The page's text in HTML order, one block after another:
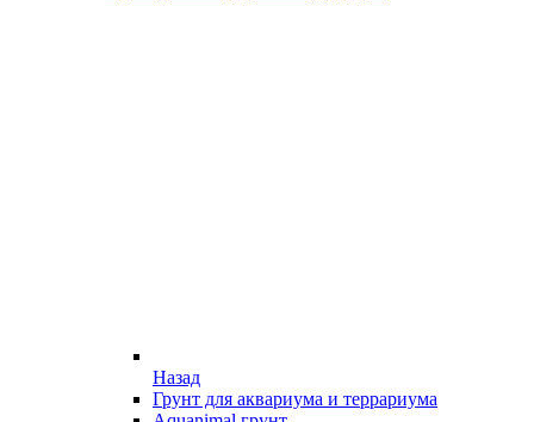
Назад
Грунт для аквариума и террариума